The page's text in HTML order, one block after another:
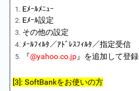
Eﾒｰﾙﾒﾆｭｰ
Eﾒｰﾙ設定
その他の設定
ﾒｰﾙﾌｨﾙﾀ／ｱﾄﾞﾚｽﾌｨﾙﾀ／指定受信
『@yahoo.co.jp』を追加して登録
[3]: SoftBankをお使いの方